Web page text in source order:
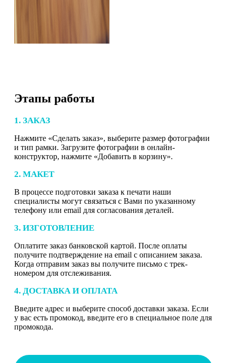
Этапы работы
1. ЗАКАЗ
Нажмите «Сделать заказ», выберите размер фотографии
и тип рамки. Загрузите фотографии в онлайн-
конструктор, нажмите «Добавить в корзину».
2. МАКЕТ
В процессе подготовки заказа к печати наши
специалисты могут связаться с Вами по указанному
телефону или email для согласования деталей.
3. ИЗГОТОВЛЕНИЕ
Оплатите заказ банковской картой. После оплаты
получите подтверждение на email с описанием заказа.
Когда отправим заказ вы получите письмо с трек-
номером для отслеживания.
4. ДОСТАВКА И ОПЛАТА
Введите адрес и выберите способ доставки заказа. Если
у вас есть промокод, введите его в специальное поле для
промокода.